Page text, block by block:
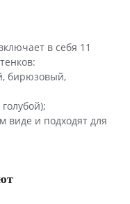
в себя 11
бирюзовый,
виде и подходят для